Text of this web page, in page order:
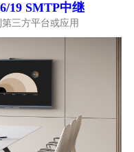
19 SMTP中继
三方平台或应用